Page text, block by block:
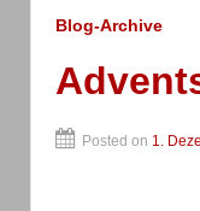
Blog-Archive
Posted on 1.